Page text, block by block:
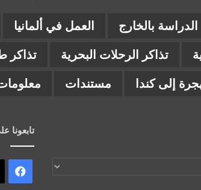
الدراسة بالخارج العمل في ألمانيا
تذاكر الرحلات البحرية تذاكر
إلى كندا
مستندات
تابعونا